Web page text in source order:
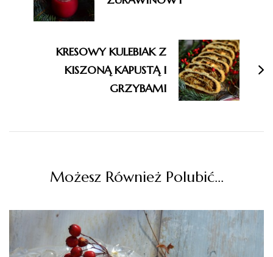
KRESOWY KULEBIAK Z
KISZONĄ KAPUSTĄ I
GRZYBAMI
Możesz Również Polubić…